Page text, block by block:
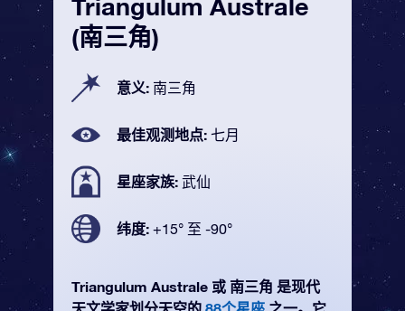
Triangulum Australe
(南三角)
意义: 南三角
最佳观测地点: 七月
星座家族: 武仙
纬度: +15° 至 -90°
Triangulum Australe 或 南三角 是现代